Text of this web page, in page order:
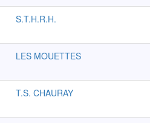
S.T.H.R.H.
LES MOUETTES
T.S. CHAURAY